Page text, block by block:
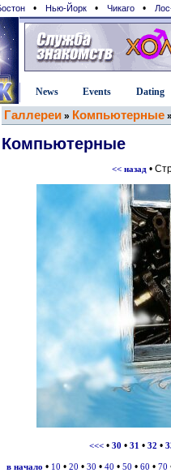
• Нью-Йорк • Чикаго •
News Events Dating
Галлереи » Компьютерные
Компьютерные
<< назад •
<<< • 30 • 31 • 32 •
в начало • 10 • 20 • 30 • 40 • 50 • 60 • 70